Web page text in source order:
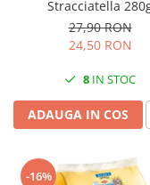
Stracciatella
27,90 RON
24,50 RON
8 IN STOC
ADAUGA IN COS
-16%